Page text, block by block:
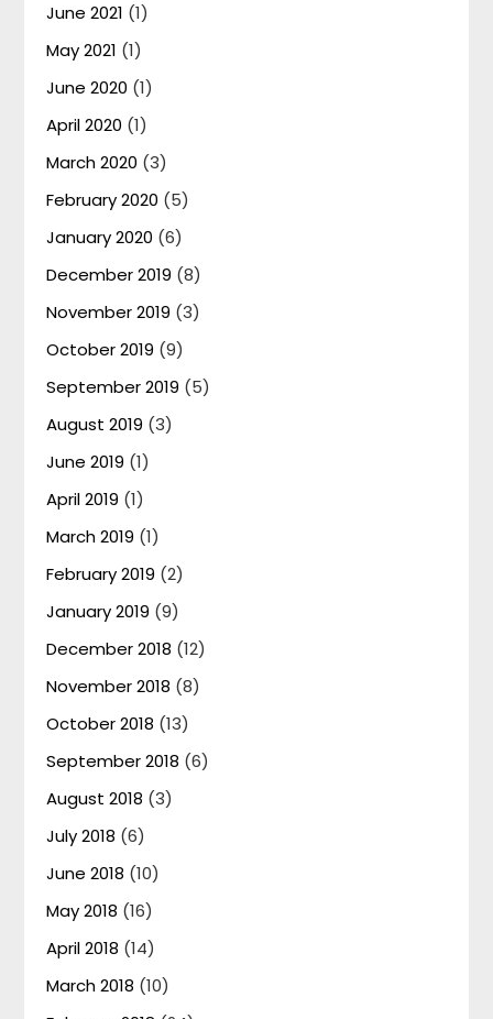
June 2021 (1)
May 2021 (1)
June 2020 (1)
April 2020 (1)
March 2020 (3)
February 2020 (5)
January 2020 (6)
December 2019 (8)
November 2019 (3)
October 2019 (9)
September 2019 (5)
August 2019 (3)
June 2019 (1)
April 2019 (1)
March 2019 (1)
February 2019 (2)
January 2019 (9)
December 2018 (12)
November 2018 (8)
October 2018 (13)
September 2018 (6)
August 2018 (3)
July 2018 (6)
June 2018 (10)
May 2018 (16)
April 2018 (14)
March 2018 (10)